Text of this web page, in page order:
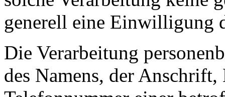
generell eine Einwilligung
Die Verarbeitung
des Namens, der